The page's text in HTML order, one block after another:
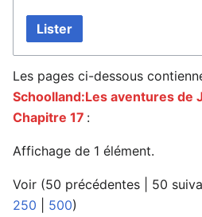
Lister
Les pages ci-dessous
Schoolland:Les aventures de
Chapitre 17 :
Affichage de 1 élément.
Voir (50 précédentes 50
250
500)